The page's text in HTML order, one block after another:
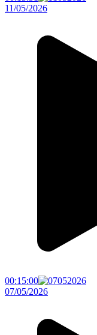
11/05/2026
00:15:00
07/05/2026